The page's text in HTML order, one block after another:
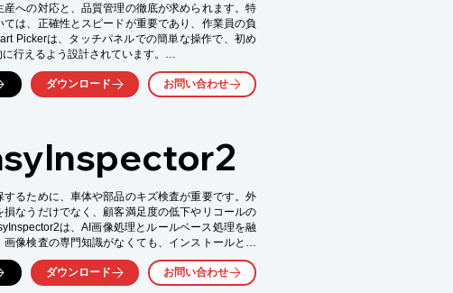
への対応と、品質管理の徹底が求められます。特
は、正確性とスピードが重要であり、作業員の負
Pickerは、タッチパネルでの簡単な操作で、初め
行えるよう設計されています。
ダウンロード お問い合わせ
るために、車体や部品のキズ検査が重要です。外
なうだけでなく、顧客満足度の低下やリコールの
は、AI画像処理とルールベース処理を融
像検査の専門知識がなくても、インストールとカ
。
ダウンロード お問い合わせ